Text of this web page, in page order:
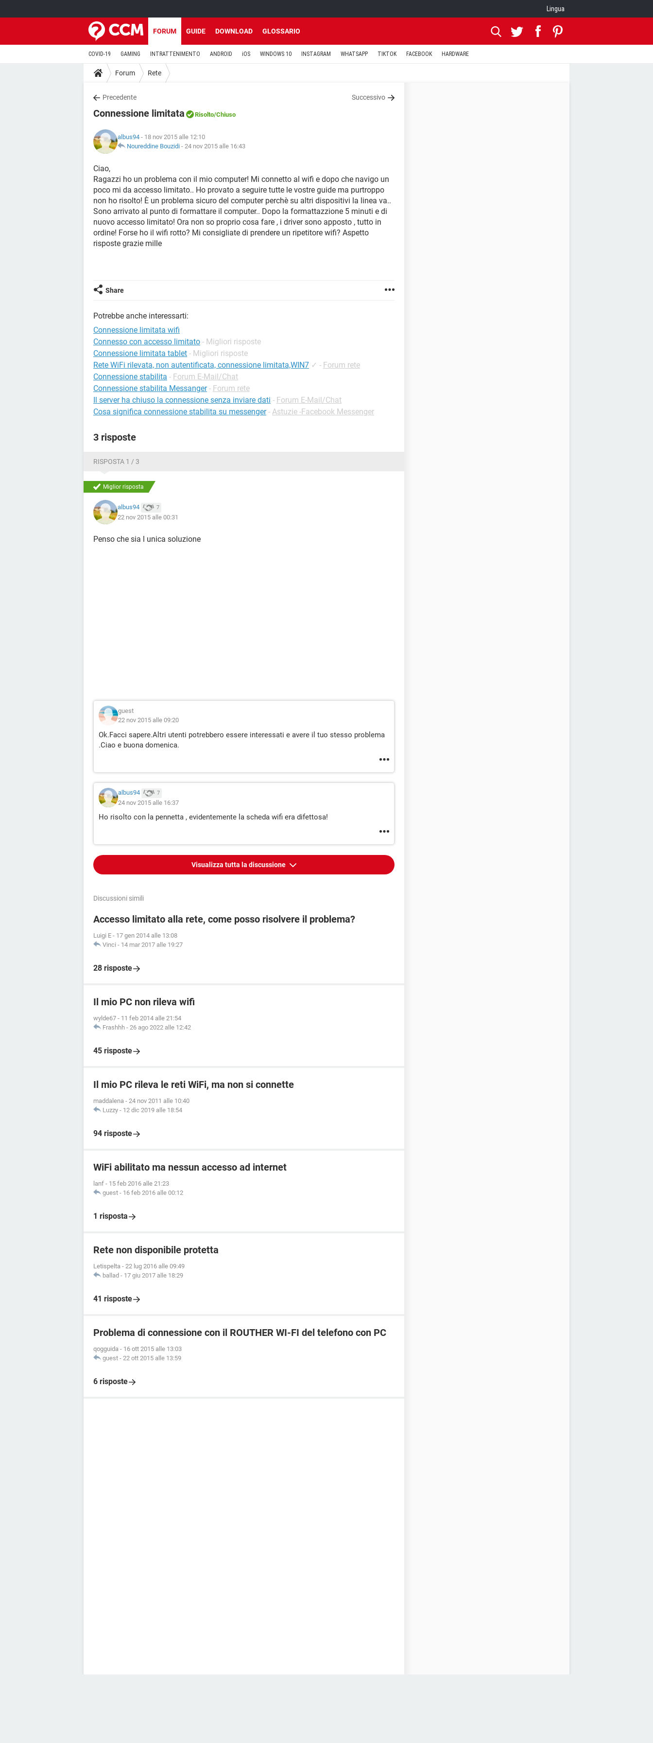
Lingua
FORUM GUIDE DOWNLOAD GLOSSARIO
COVID-19 GAMING INTRATTENIMENTO ANDROID iOS WINDOWS 10 INSTAGRAM WHATSAPP TIKTOK FACEBOOK HARDWARE
Forum Rete
Precedente Successivo
Connessione limitata Risolto/Chiuso
albus94 - 18 nov 2015 alle 12:10
Noureddine Bouzidi - 24 nov 2015 alle 16:43
Ciao,
Ragazzi ho un problema con il mio computer! Mi connetto al wifi e dopo che navigo un
poco mi da accesso limitato.. Ho provato a seguire tutte le vostre guide ma purtroppo
non ho risolto! È un problema sicuro del computer perchè su altri dispositivi la linea va..
Sono arrivato al punto di formattare il computer.. Dopo la formattazzione 5 minuti e di
nuovo accesso limitato! Ora non so proprio cosa fare , i driver sono apposto , tutto in
ordine! Forse ho il wifi rotto? Mi consigliate di prendere un ripetitore wifi? Aspetto
risposte grazie mille
Share
Potrebbe anche interessarti:
Connessione limitata wifi
Connesso con accesso limitato - Migliori risposte
Connessione limitata tablet - Migliori risposte
Rete WiFi rilevata, non autentificata, connessione limitata,WIN7 ✓ - Forum rete
Connessione stabilita - Forum E-Mail/Chat
Connessione stabilita Messanger - Forum rete
Il server ha chiuso la connessione senza inviare dati - Forum E-Mail/Chat
Cosa significa connessione stabilita su messenger - Astuzie -Facebook Messenger
3 risposte
RISPOSTA 1 / 3
Miglior risposta
albus94 7
22 nov 2015 alle 00:31
Penso che sia l unica soluzione
guest
22 nov 2015 alle 09:20
Ok.Facci sapere.Altri utenti potrebbero essere interessati e avere il tuo stesso problema
.Ciao e buona domenica.
albus94 7
24 nov 2015 alle 16:37
Ho risolto con la pennetta , evidentemente la scheda wifi era difettosa!
Visualizza tutta la discussione
Discussioni simili
Accesso limitato alla rete, come posso risolvere il problema?
Luigi E - 17 gen 2014 alle 13:08
Vinci - 14 mar 2017 alle 19:27
28 risposte
Il mio PC non rileva wifi
wylde67 - 11 feb 2014 alle 21:54
Frashhh - 26 ago 2022 alle 12:42
45 risposte
Il mio PC rileva le reti WiFi, ma non si connette
maddalena - 24 nov 2011 alle 10:40
Luzzy - 12 dic 2019 alle 18:54
94 risposte
WiFi abilitato ma nessun accesso ad internet
lanf - 15 feb 2016 alle 21:23
guest - 16 feb 2016 alle 00:12
1 risposta
Rete non disponibile protetta
Letispelta - 22 lug 2016 alle 09:49
ballad - 17 giu 2017 alle 18:29
41 risposte
Problema di connessione con il ROUTHER WI-FI del telefono con PC
qogguida - 16 ott 2015 alle 13:03
guest - 22 ott 2015 alle 13:59
6 risposte